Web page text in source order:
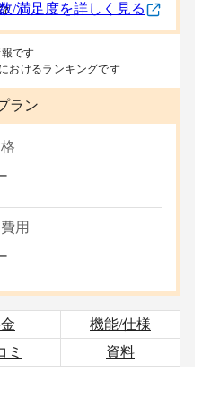
/満足度を詳しく見る
です
おけるランキングです
ラン
用
機能/仕様
ミ 資料